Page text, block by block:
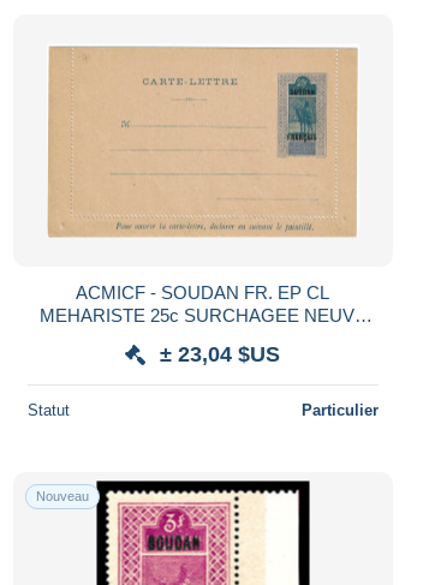
ACMICF - SOUDAN FR. EP CL
MEHARISTE 25c SURCHAGEE NEUVE
± 23,04 $US
Statut Particulier
Nouveau